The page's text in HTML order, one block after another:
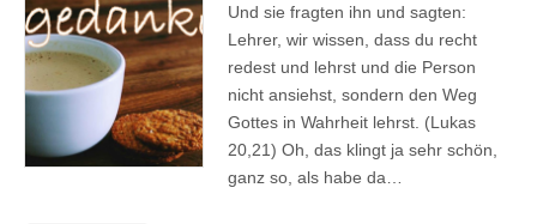
in
der
Und sie fragten ihn und sagten:
Lehrer, wir wissen, dass du recht
redest und lehrst und die Person
nicht ansiehst, sondern den Weg
Gottes in Wahrheit lehrst. (Lukas
20,21) Oh, das klingt ja sehr schön,
ganz so, als habe da…